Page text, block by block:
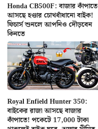
Honda CB500F: বাজার কাঁপাতে
আসছে হণ্ডার চোখধাঁধানো বাইক!
ফিচার্স শুনলে আপনিও দৌড়বেন
কিনতে
Royal Enfield Hunter 350:
বাইকের রাজা আসছে বাজার
কাঁপাতে! পকেটে 17,000 টাকা